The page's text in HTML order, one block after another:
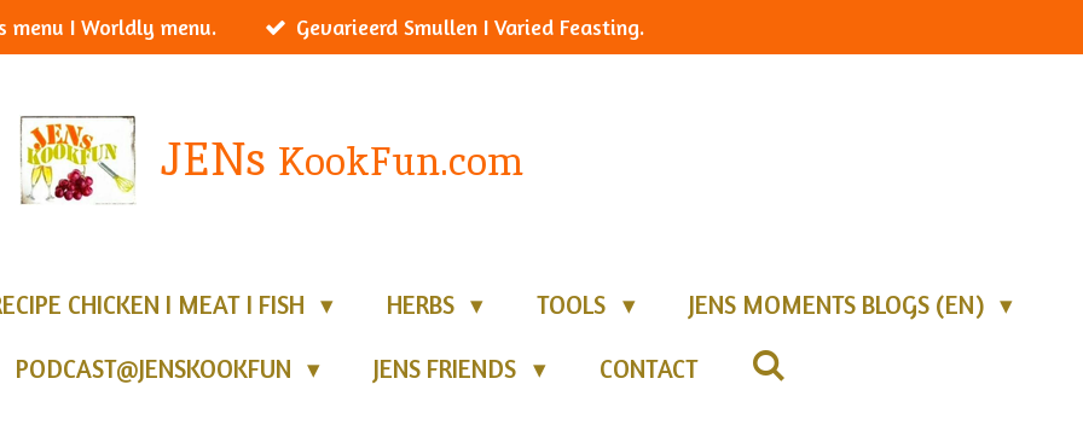
menu I Worldly menu. Gevarieerd Smullen I Varied Feasting.
JENs KookFun.com
CHICKEN I MEAT I FISH HERBS TOOLS JENS MOMENTS BLOGS (EN)
PODCAST@JENSKOOKFUN JENS FRIENDS CONTACT